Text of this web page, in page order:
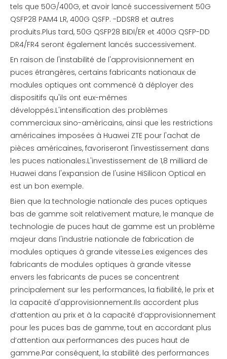
tels que 50G/400G, et avoir lancé successivement 50G
QSFP28 PAM4 LR, 400G QSFP. -DDSR8 et autres
produits.Plus tard, 50G QSFP28 BIDI/ER et 400G QSFP-DD
DR4/FR4 seront également lancés successivement.
En raison de l'instabilité de l'approvisionnement en
puces étrangères, certains fabricants nationaux de
modules optiques ont commencé à déployer des
dispositifs qu'ils ont eux-mêmes
développés.L'intensification des problèmes
commerciaux sino-américains, ainsi que les restrictions
américaines imposées à Huawei ZTE pour l'achat de
pièces américaines, favoriseront l'investissement dans
les puces nationales.L'investissement de 1,8 milliard de
Huawei dans l'expansion de l'usine HiSilicon Optical en
est un bon exemple.
Bien que la technologie nationale des puces optiques
bas de gamme soit relativement mature, le manque de
technologie de puces haut de gamme est un problème
majeur dans l'industrie nationale de fabrication de
modules optiques à grande vitesse.Les exigences des
fabricants de modules optiques à grande vitesse
envers les fabricants de puces se concentrent
principalement sur les performances, la fiabilité, le prix et
la capacité d'approvisionnement.Ils accordent plus
d’attention au prix et à la capacité d’approvisionnement
pour les puces bas de gamme, tout en accordant plus
d’attention aux performances des puces haut de
gamme.Par conséquent, la stabilité des performances